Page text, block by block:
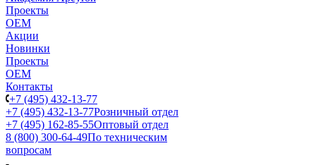
Проекты
ОЕМ
Акции
Новинки
Проекты
ОЕМ
Контакты
+7 (495) 432-13-77
+7 (495) 432-13-77Розничный отдел
+7 (495) 162-85-55Оптовый отдел
8 (800) 300-64-49По техническим
вопросам